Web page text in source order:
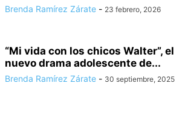
Brenda Ramírez Zárate - 23 febrero, 2026
“Mi vida con los chicos Walter”, el
nuevo drama adolescente de...
Brenda Ramírez Zárate - 30 septiembre, 2025